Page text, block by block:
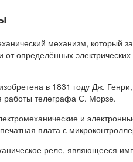
механизм, который
от определённых
в 1831 году Дж.
работы телеграфа С. Морзе.
и
плата с
реле, являющееся